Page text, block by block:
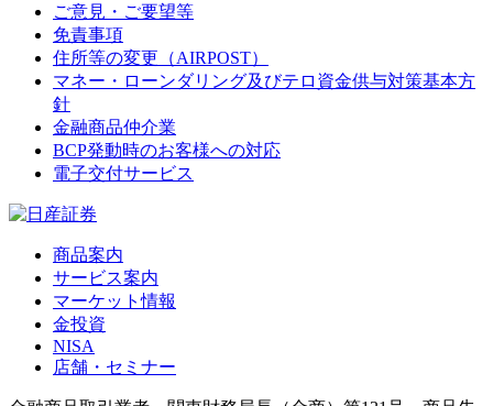
ご意見・ご要望等
免責事項
住所等の変更（AIRPOST）
マネー・ローンダリング及びテロ資金供与対策基本方
針
金融商品仲介業
BCP発動時のお客様への対応
電子交付サービス
商品案内
サービス案内
マーケット情報
金投資
NISA
店舗・セミナー